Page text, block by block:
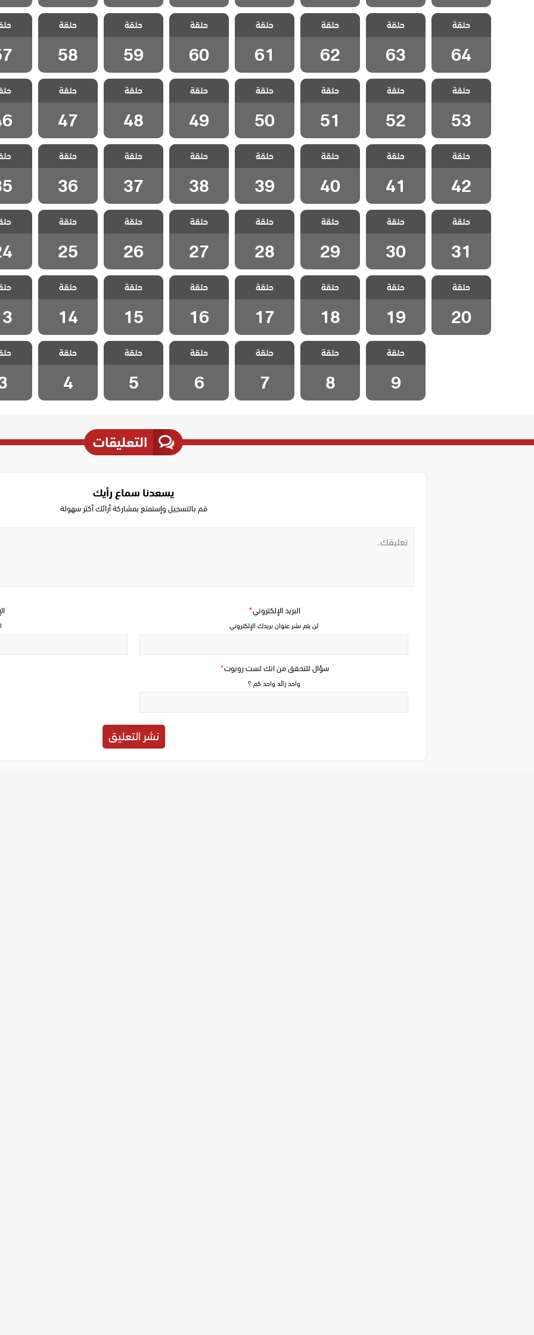
مسلسل هذا
العالم لا يسعني
مدبلج الحلقة 64
حلقة
64
مسلسل هذا
العالم لا يسعني
مدبلج الحلقة 63
حلقة
63
مسلسل هذا
العالم لا يسعني
مدبلج الحلقة 62
حلقة
62
مسلسل هذا
العالم لا يسعني
مدبلج الحلقة 61
حلقة
61
مسلسل هذا
العالم لا يسعني
مدبلج الحلقة 60
حلقة
60
مسلسل هذا
العالم لا يسعني
مدبلج الحلقة 59
حلقة
59
مسلسل هذا
العالم لا يسعني
مدبلج الحلقة 58
حلقة
58
العالم
مدبلج
مسلسل هذا
العالم لا يسعني
مدبلج الحلقة 53
حلقة
53
مسلسل هذا
العالم لا يسعني
مدبلج الحلقة 52
حلقة
52
مسلسل هذا
العالم لا يسعني
مدبلج الحلقة 51
حلقة
51
مسلسل هذا
العالم لا يسعني
مدبلج الحلقة 50
حلقة
50
مسلسل هذا
العالم لا يسعني
مدبلج الحلقة 49
حلقة
49
مسلسل هذا
العالم لا يسعني
مدبلج الحلقة 48
حلقة
48
مسلسل هذا
العالم لا يسعني
مدبلج الحلقة 47
حلقة
47
العالم
مدبلج
مسلسل هذا
العالم لا يسعني
مدبلج الحلقة 42
حلقة
42
مسلسل هذا
العالم لا يسعني
مدبلج الحلقة 41
حلقة
41
مسلسل هذا
العالم لا يسعني
مدبلج الحلقة 40
حلقة
40
مسلسل هذا
العالم لا يسعني
مدبلج الحلقة 39
حلقة
39
مسلسل هذا
العالم لا يسعني
مدبلج الحلقة 38
حلقة
38
مسلسل هذا
العالم لا يسعني
مدبلج الحلقة 37
حلقة
37
مسلسل هذا
العالم لا يسعني
مدبلج الحلقة 36
حلقة
36
العالم
مدبلج
مسلسل هذا
العالم لا يسعني
مدبلج الحلقة 31
حلقة
31
مسلسل هذا
العالم لا يسعني
مدبلج الحلقة 30
حلقة
30
مسلسل هذا
العالم لا يسعني
مدبلج الحلقة 29
حلقة
29
مسلسل هذا
العالم لا يسعني
مدبلج الحلقة 28
حلقة
28
مسلسل هذا
العالم لا يسعني
مدبلج الحلقة 27
حلقة
27
مسلسل هذا
العالم لا يسعني
مدبلج الحلقة 26
حلقة
26
مسلسل هذا
العالم لا يسعني
مدبلج الحلقة 25
حلقة
25
العالم
مدبلج
مسلسل هذا
العالم لا يسعني
مدبلج الحلقة 20
حلقة
20
مسلسل هذا
العالم لا يسعني
مدبلج الحلقة 19
حلقة
19
مسلسل هذا
العالم لا يسعني
مدبلج الحلقة 18
حلقة
18
مسلسل هذا
العالم لا يسعني
مدبلج الحلقة 17
حلقة
17
مسلسل هذا
العالم لا يسعني
مدبلج الحلقة 16
حلقة
16
مسلسل هذا
العالم لا يسعني
مدبلج الحلقة 15
حلقة
15
مسلسل هذا
العالم لا يسعني
مدبلج الحلقة 14
حلقة
14
العالم
مدبلج
مسلسل هذا
العالم لا يسعني
مدبلج الحلقة 9
حلقة
9
مسلسل هذا
العالم لا يسعني
مدبلج الحلقة 8
حلقة
8
مسلسل هذا
العالم لا يسعني
مدبلج الحلقة 7
حلقة
7
مسلسل هذا
العالم لا يسعني
مدبلج الحلقة 6
حلقة
6
مسلسل هذا
العالم لا يسعني
مدبلج الحلقة 5
حلقة
5
مسلسل هذا
العالم لا يسعني
مدبلج الحلقة 4
حلقة
4
العالم
مدبلج
التعليقات
يسعدنا سماع رأيك
قم بالتسجيل وإستمتع بمشاركة أرائك أكثر سهولة
سؤال للتحقق من انك لست روبوت*
واحد زائد واحد كم ؟
البريد الإلكتروني*
لن يتم نشر عنوان بريدك الإلكتروني